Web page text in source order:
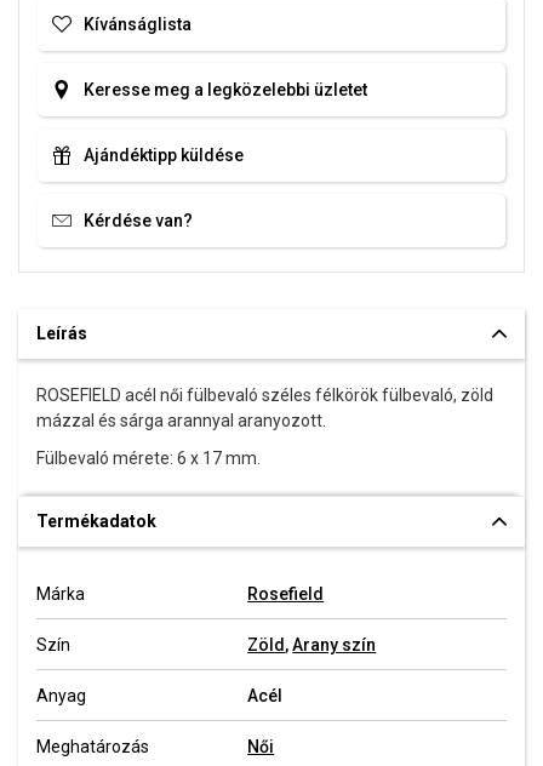
Kívánságlista
Keresse meg a legközelebbi üzletet
Ajándéktipp küldése
Kérdése van?
Leírás
ROSEFIELD acél női fülbevaló széles félkörök fülbevaló, zöld
mázzal és sárga arannyal aranyozott.
Fülbevaló mérete: 6 x 17 mm.
Termékadatok
Márka Rosefield
Szín Zöld ,Arany szín
Anyag Acél
Meghatározás Női